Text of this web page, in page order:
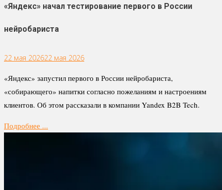
«Яндекс» начал тестирование первого в России
нейробариста
22 мая 202622 мая 2026
«Яндекс» запустил первого в России нейробариста,
«собирающего» напитки согласно пожеланиям и настроениям
клиентов. Об этом рассказали в компании Yandex B2B Tech.
Подробнее ...